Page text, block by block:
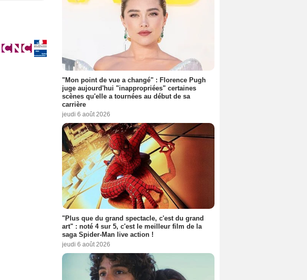
"Mon point de vue a changé" : Florence Pugh
juge aujourd'hui "inappropriées" certaines
scènes qu'elle a tournées au début de sa
carrière
jeudi 6 août 2026
"Plus que du grand spectacle, c'est du grand
art" : noté 4 sur 5, c'est le meilleur film de la
saga Spider-Man live action !
jeudi 6 août 2026